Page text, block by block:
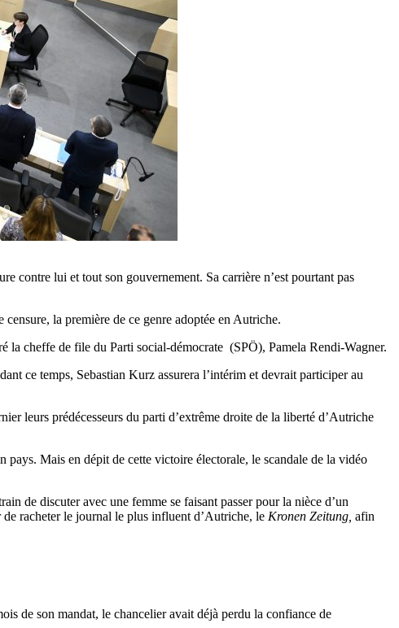
contre lui et tout son gouvernement. Sa carrière n’est pourtant pas
la première de ce genre adoptée en Autriche.
la cheffe de file du Parti social-démocrate (SPÖ), Pamela Rendi-Wagner.
ce temps, Sebastian Kurz assurera l’intérim et devrait participer au
leurs prédécesseurs du parti d’extrême droite de la liberté d’Autriche
Mais en dépit de cette victoire électorale, le scandale de la vidéo
de discuter avec une femme se faisant passer pour la nièce d’un
racheter le journal le plus influent d’Autriche, le Kronen Zeitung, afin
de son mandat, le chancelier avait déjà perdu la confiance de